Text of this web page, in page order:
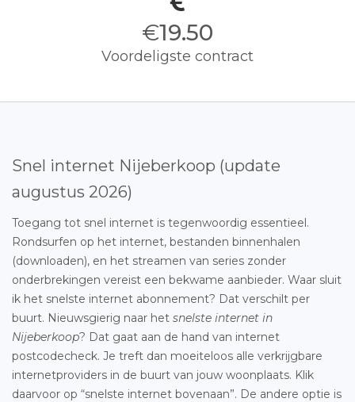
€19.50
Voordeligste contract
Snel internet Nijeberkoop (update
augustus 2026)
Toegang tot snel internet is tegenwoordig essentieel.
Rondsurfen op het internet, bestanden binnenhalen
(downloaden), en het streamen van series zonder
onderbrekingen vereist een bekwame aanbieder. Waar sluit
ik het snelste internet abonnement? Dat verschilt per
buurt. Nieuwsgierig naar het snelste internet in
Nijeberkoop? Dat gaat aan de hand van internet
postcodecheck. Je treft dan moeiteloos alle verkrijgbare
internetproviders in de buurt van jouw woonplaats. Klik
daarvoor op “snelste internet bovenaan”. De andere optie is